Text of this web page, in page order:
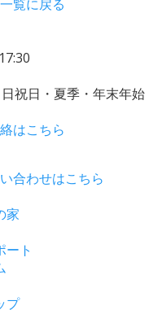
覧に戻る
祝日・夏季・年末年始
はこちら
合わせはこちら
家
ート
プ